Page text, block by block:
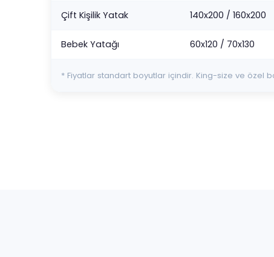
Çift Kişilik Yatak 140x200 / 160x200
Bebek Yatağı 60x120 / 70x130
* Fiyatlar standart boyutlar içindir. King-size ve özel